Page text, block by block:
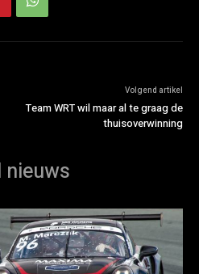
Volgend artikel
Team WRT wil maar al te graag de
thuisoverwinning
nieuws